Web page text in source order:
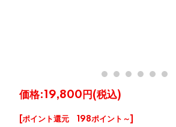
価格:19,800円 (税込)
[ポイント還元 198ポイント～]